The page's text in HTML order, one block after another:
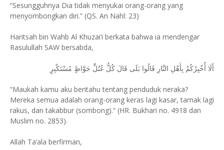
“Sesungguhnya Dia tidak menyukai orang-orang yang
menyombongkan diri.” (QS. An Nahl: 23)
Haritsah bin Wahb Al Khuzai’i berkata bahwa ia mendengar
Rasulullah SAW bersabda,
أَلَا أُخْبِرُكُمْ بِأَهْلِ النَّارِ قَالُوا بَلَى قَالَ كُلُّ عُتُلٍّ جَوَّاظٍ مُسْتَكْبِرٍ
“Maukah kamu aku beritahu tentang penduduk neraka?
Mereka semua adalah orang-orang keras lagi kasar, tamak lagi
rakus, dan takabbur (sombong).“ (HR. Bukhari no. 4918 dan
Muslim no. 2853).
Allah Ta’ala berfirman,